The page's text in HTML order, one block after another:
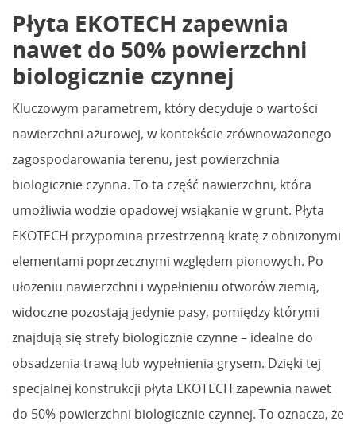
Płyta EKOTECH zapewnia
nawet do 50% powierzchni
biologicznie czynnej
Kluczowym parametrem, który decyduje o wartości
nawierzchni ażurowej, w kontekście zrównoważonego
zagospodarowania terenu, jest powierzchnia
biologicznie czynna. To ta część nawierzchni, która
umożliwia wodzie opadowej wsiąkanie w grunt. Płyta
EKOTECH przypomina przestrzenną kratę z obniżonymi
elementami poprzecznymi względem pionowych. Po
ułożeniu nawierzchni i wypełnieniu otworów ziemią,
widoczne pozostają jedynie pasy, pomiędzy którymi
znajdują się strefy biologicznie czynne – idealne do
obsadzenia trawą lub wypełnienia grysem. Dzięki tej
specjalnej konstrukcji płyta EKOTECH zapewnia nawet
do 50% powierzchni biologicznie czynnej. To oznacza, że